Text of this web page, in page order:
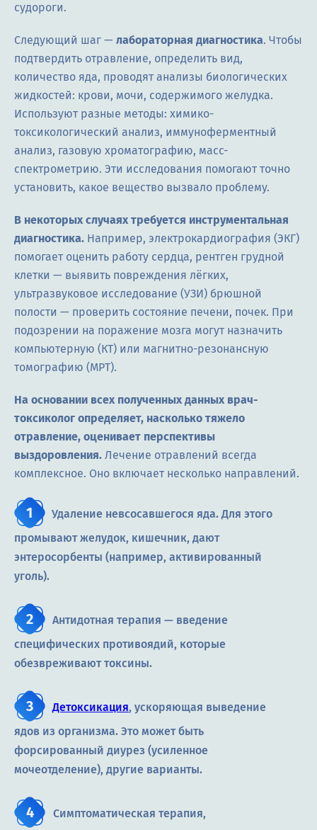
судороги.
Следующий шаг — лабораторная диагностика. Чтобы
подтвердить отравление, определить вид,
количество яда, проводят анализы биологических
жидкостей: крови, мочи, содержимого желудка.
Используют разные методы: химико-
токсикологический анализ, иммуноферментный
анализ, газовую хроматографию, масс-
спектрометрию. Эти исследования помогают точно
установить, какое вещество вызвало проблему.
В некоторых случаях требуется инструментальная
диагностика. Например, электрокардиография (ЭКГ)
помогает оценить работу сердца, рентген грудной
клетки — выявить повреждения лёгких,
ультразвуковое исследование (УЗИ) брюшной
полости — проверить состояние печени, почек. При
подозрении на поражение мозга могут назначить
компьютерную (КТ) или магнитно-резонансную
томографию (МРТ).
На основании всех полученных данных врач-
токсиколог определяет, насколько тяжело
отравление, оценивает перспективы
выздоровления. Лечение отравлений всегда
комплексное. Оно включает несколько направлений.
Удаление невсосавшегося яда. Для этого
промывают желудок, кишечник, дают
энтеросорбенты (например, активированный
уголь).
Антидотная терапия — введение
специфических противоядий, которые
обезвреживают токсины.
Детоксикация, ускоряющая выведение
ядов из организма. Это может быть
форсированный диурез (усиленное
мочеотделение), другие варианты.
Симптоматическая терапия,